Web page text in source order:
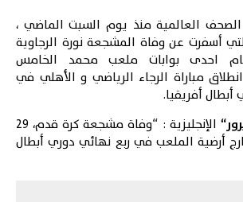
العالمية منذ يوم السبت الماضي ،
أسفرت عن وفاة المشجعة نورة الرجاوية
احدى بوابات ملعب محمد الخامس
مباراة الرجاء الرياضي و الأهلي في
أبطال أفريقيا.
“
الإنجليزية : “وفاة مشجعة كرة قدم، 29
أرضية الملعب في ربع نهائي دوري أبطال